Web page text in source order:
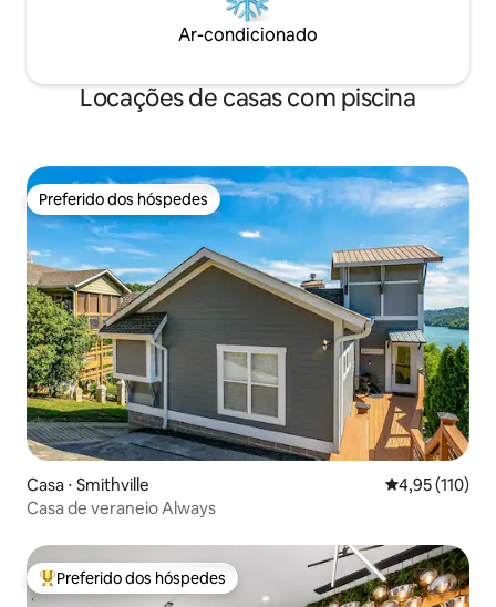
Ar-condicionado
Locações de casas com piscina
Preferido dos hóspedes
Preferido dos hóspedes
Casa ⋅ Smithville 4,95 de uma
4,95 (110)
Casa de veraneio Always
Entre os melhores preferidos dos hóspedes
Preferido dos hóspedes